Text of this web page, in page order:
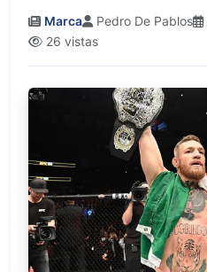
Marca Pedro De Pablos
26 vistas